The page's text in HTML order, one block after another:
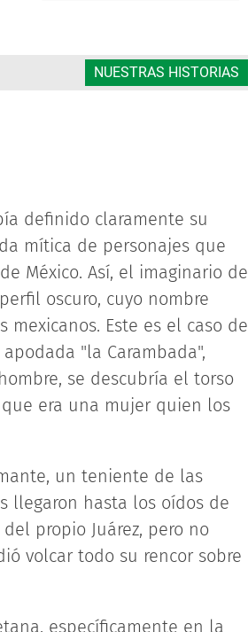
NUESTRAS HISTORIAS
definido claramente su
mítica de personajes que
México. Así, el imaginario de
oscuro, cuyo nombre
Este es el caso de
"la Carambada",
se descubría el torso
era una mujer quien los
un teniente de las
llegaron hasta los oídos de
propio Juárez, pero no
volcar todo su rencor sobre
específicamente en la